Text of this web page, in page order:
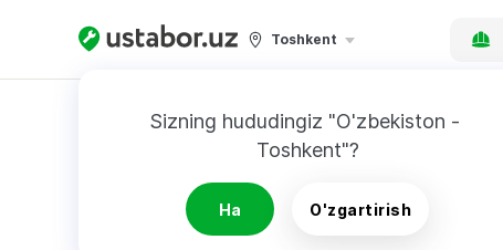
Toshkent
Sizning hududingiz "O'zbekiston -
Toshkent"?
Ha O'zgartirish
Bosh sahifa Qurilish va ta’mirlash